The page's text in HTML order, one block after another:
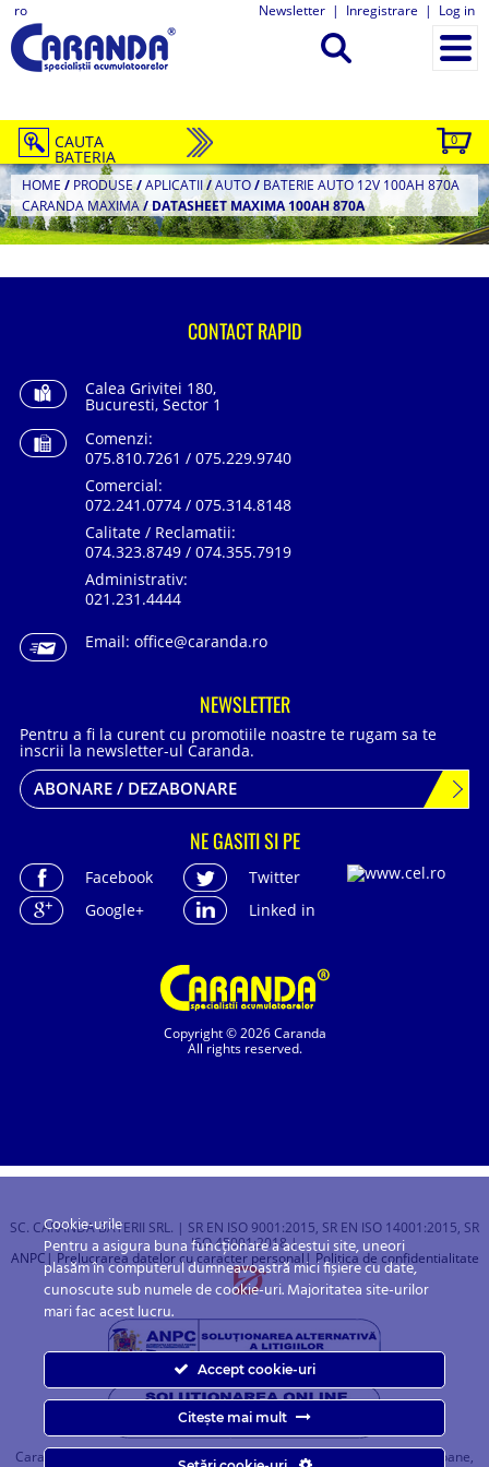
ro Newsletter | Inregistrare | Log in
0
CAUTA
BATERIA
HOME / PRODUSE/APLICATII/AUTO/ BATERIE AUTO 12V 100AH 870A
CARANDA MAXIMA/DATASHEET MAXIMA 100AH 870A
Copyright © 2026 Caranda
All rights reserved.
CONTACT RAPID
Calea Grivitei 180,
Bucuresti, Sector 1
Comenzi:
075.810.7261 / 075.229.9740
Comercial:
072.241.0774 / 075.314.8148
Calitate / Reclamatii:
074.323.8749 / 074.355.7919
Administrativ:
021.231.4444
Email: office@caranda.ro
NEWSLETTER
Pentru a fi la curent cu promotiile noastre te rugam sa te
inscrii la newsletter-ul Caranda.
ABONARE / DEZABONARE
NE GASITI SI PE
Facebook
Twitter
Google+
Linked in
SC. CARANDA BATERII SRL. | SR EN ISO 9001:2015, SR EN ISO 14001:2015, SR
ISO 45001:2018 |
ANPC | Prelucrarea datelor cu caracter personal| Politica de confidentialitate
Caranda.ro este un magazin online cu baterii pentru automobile, camioane,
Cookie-urile
Pentru a asigura buna funcționare a acestui site, uneori
plasăm în computerul dumneavoastră mici fișiere cu date,
cunoscute sub numele de cookie-uri. Majoritatea site-urilor
mari fac acest lucru.
Accept cookie-uri
Citește mai mult